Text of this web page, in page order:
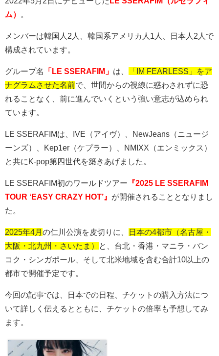
ム）
メンバーは韓国人 2 人、韓国系アメリカ人 1 人、日本人 2 人で
構成されています。
グループ名 「LE SSERAFIM」 は、
「IM FEARLESS」をア
ナグラムさせた名前で、世間からの視線に惑わされずに恐
れることなく、前に進んでいくという強い意志が込められ
ています。
LE SSERAFIMは、IVE（アイヴ） NewJeans （ニュージ
ーンズ）、
Kep1er （ケプラー）、 NMIXX （エンミックス）
と共にK-pop第四世代を築きあげました。
LE SSERAFIM初のワールドツアー 『2025 LE SSERAFIM
TOUR ‘EASY CRAZY HOT’』 が開催されることとなりまし
た。
2025年4月 の仁川公演を皮切りに、
日本の4都市（名古屋・
大阪・北九州・さいたま）
と、台北・香港・マニラ・バン
コク・シンガポール、そして北米地域を含む合計10 以上の
都市で開催予定です。
今回の記事では、日本での日程、チケットの購入方法につ
いて詳しく伝えるとともに、チケットの倍率も予想してみ
ます。